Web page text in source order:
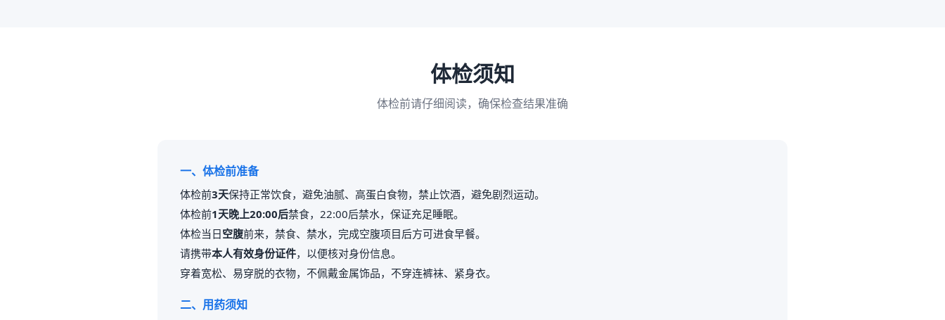
体检须知
体检前请仔细阅读，确保检查结果准确
一、体检前准备
体检前3天保持正常饮食，避免油腻、高蛋白食物，禁止饮酒，避免剧烈运动。
体检前1天晚上20:00后禁食，22:00后禁水，保证充足睡眠。
体检当日空腹前来，禁食、禁水，完成空腹项目后方可进食早餐。
请携带本人有效身份证件，以便核对身份信息。
穿着宽松、易穿脱的衣物，不佩戴金属饰品，不穿连裤袜、紧身衣。
二、用药须知